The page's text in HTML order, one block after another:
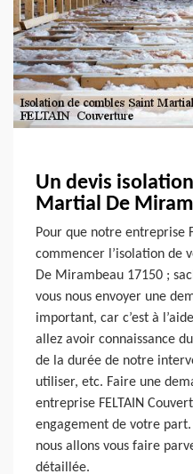
Un devis
Martial De
Pour que notre entreprise
commencer l’isolation de
De Mirambeau 17150 ;
vous nous envoyer une
important, car c’est à
allez avoir connaissance
de la durée de notre
utiliser, etc. Faire une
entreprise FELTAIN
engagement de votre
nous allons vous faire
détaillée.